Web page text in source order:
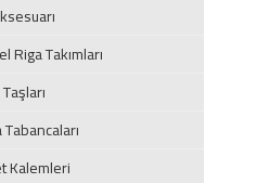
Takımları